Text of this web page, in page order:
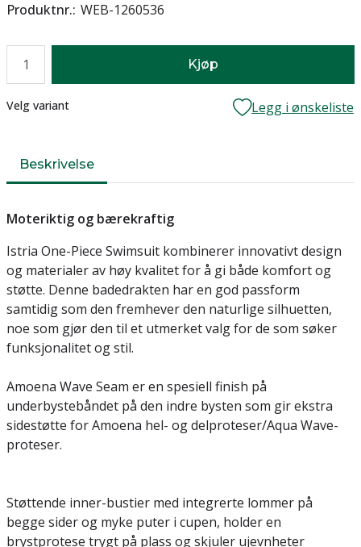
Produktnr. WEB-1260536
Kjøp
Lager
Velg variant Legg i ønskeliste
Beskrivelse
Moteriktig og bærekraftig
Istria One-Piece Swimsuit kombinerer innovativt design
og materialer av høy kvalitet for å gi både komfort og
støtte. Denne badedrakten har en god passform
samtidig som den fremhever den naturlige silhuetten,
noe som gjør den til et utmerket valg for de som søker
funksjonalitet og stil.
Amoena Wave Seam er en spesiell finish på
underbystebåndet på den indre bysten som gir ekstra
sidestøtte for Amoena hel- og delproteser/Aqua Wave-
proteser.
Støttende inner-bustier med integrerte lommer på
begge sider og myke puter i cupen, holder en
brystprotese trygt på plass og skjuler ujevnheter